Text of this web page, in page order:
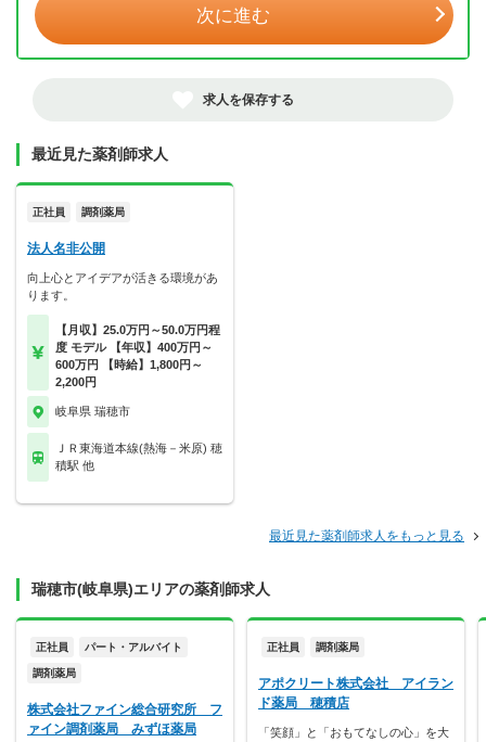
次に進む
求人を保存する
最近見た薬剤師求人
正社員 調剤薬局
法人名非公開
向上心とアイデアが活きる環境があ
ります。
【月収】25.0万円～50.0万円程
度 モデル 【年収】400万円～
600万円 【時給】1,800円～
2,200円
岐阜県 瑞穂市
ＪＲ東海道本線(熱海－米原) 穂
積駅 他
最近見た薬剤師求人をもっと見る
瑞穂市(岐阜県)エリアの薬剤師求人
正社員 パート・アルバイト
調剤薬局
株式会社ファイン総合研究所 フ
ァイン調剤薬局 みずほ薬局
正社員 調剤薬局
アポクリート株式会社 アイラン
ド薬局 穂積店
「笑顔」と「おもてなしの心」を大